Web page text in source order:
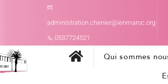
administration.chenier@ienmaroc.org
0537724521
Qui sommes